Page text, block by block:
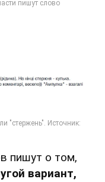
пишут о том,
вариант,